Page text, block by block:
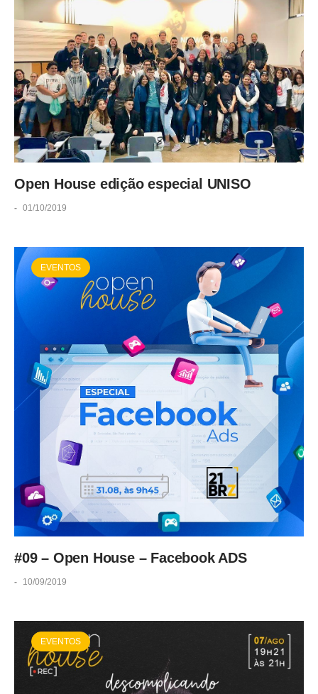
Open House edição especial UNISO
- 01/10/2019
EVENTOS
#09 – Open House – Facebook ADS
- 10/09/2019
EVENTOS